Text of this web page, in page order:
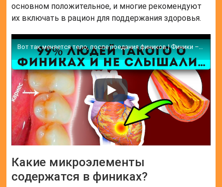
основном положительное, и многие рекомендуют
их включать в рацион для поддержания здоровья.
Вот так меняется тело, после поедания фиников | Финики – польза и вред для организма
Какие микроэлементы
содержатся в финиках?